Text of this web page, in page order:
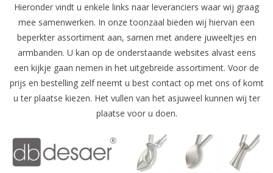
Troostartikelen
Bloemenabonnement
Kleine asdragers
Naar website SCHELDE.LAND
Hieronder vindt u enkele links naar leveranciers waar wij graag
mee samenwerken. In onze toonzaal bieden wij hiervan een
beperkter assortiment aan, samen met andere juweeltjes en
armbanden. U kan op de onderstaande websites alvast eens
een kijkje gaan nemen in het uitgebreide assortiment. Voor de
prijs en bestelling zelf neemt u best contact op met ons of komt
u ter plaatse kiezen. Het vullen van het asjuweel kunnen wij ter
plaatse voor u doen.